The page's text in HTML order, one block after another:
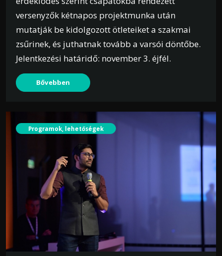
versenyzők kétnapos projektmunka után
mutatják be kidolgozott ötleteiket a szakmai
zsűrinek, és juthatnak tovább a varsói döntőbe.
Jelentkezési határidő: november 3. éjfél.
Bővebben
Programok, lehetőségek